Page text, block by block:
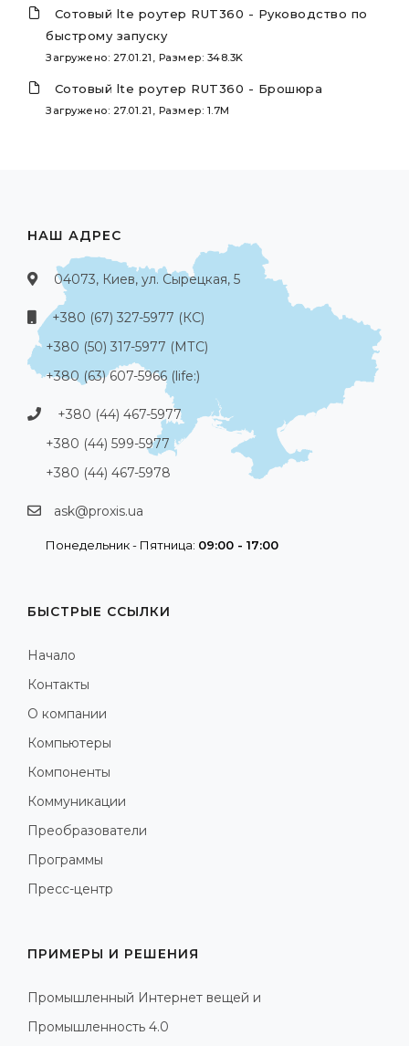
Сотовый lte роутер RUT360 - Руководство по
быстрому запуску
Загружено: 27.01.21, Размер: 348.3K
Сотовый lte роутер RUT360 - Брошюра
Загружено: 27.01.21, Размер: 1.7M
НАШ АДРЕС
04073, Киев, ул. Сырецкая, 5
+380 (67) 327-5977 (КС)
+380 (50) 317-5977 (МТС)
+380 (63) 607-5966 (life:)
+380 (44) 467-5977
+380 (44) 599-5977
+380 (44) 467-5978
ask@proxis.ua
Понедельник - Пятница: 09:00 - 17:00
БЫСТРЫЕ ССЫЛКИ
Начало
Контакты
О компании
Компьютеры
Компоненты
Коммуникации
Преобразователи
Программы
Пресс-центр
ПРИМЕРЫ И РЕШЕНИЯ
Промышленный Интернет вещей и
Промышленность 4.0